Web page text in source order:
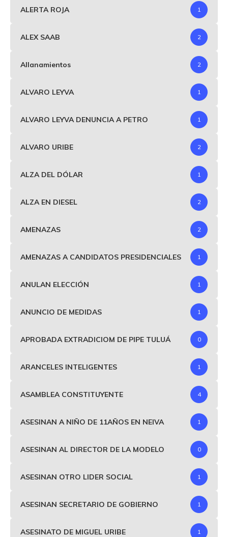
ALERTA ROJA 1
ALEX SAAB 2
Allanamientos 2
ALVARO LEYVA 1
ALVARO LEYVA DENUNCIA A PETRO 1
ALVARO URIBE 2
ALZA DEL DÓLAR 1
ALZA EN DIESEL 2
AMENAZAS 2
AMENAZAS A CANDIDATOS PRESIDENCIALES 1
ANULAN ELECCIÓN 1
ANUNCIO DE MEDIDAS 1
APROBADA EXTRADICIOM DE PIPE TULUÁ 0
ARANCELES INTELIGENTES 1
ASAMBLEA CONSTITUYENTE 4
ASESINAN A NIÑO DE 11AÑOS EN NEIVA 1
ASESINAN AL DIRECTOR DE LA MODELO 0
ASESINAN OTRO LIDER SOCIAL 1
ASESINAN SECRETARIO DE GOBIERNO 1
ASESINATO DE MIGUEL URIBE 1